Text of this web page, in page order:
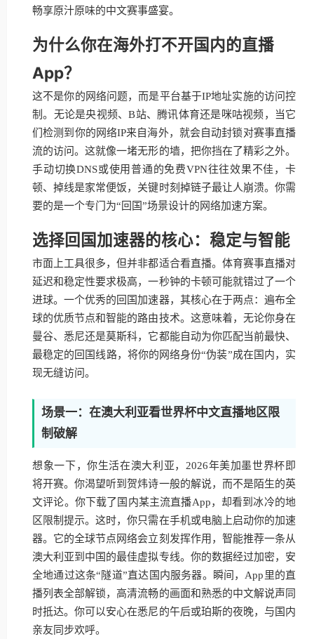
畅享原汁原味的中文赛事盛宴。
为什么你在海外打不开国内的直播
App？
这不是你的网络问题，而是平台基于IP地址实施的访问控
制。无论是央视频、B站、腾讯体育还是咪咕视频，当它
们检测到你的网络IP来自海外，就会自动封锁对赛事直播
流的访问。这就像一堵无形的墙，把你挡在了精彩之外。
手动切换DNS或使用普通的免费VPN往往效果不佳，卡
顿、掉线是家常便饭，关键时刻掉链子最让人崩溃。你需
要的是一个专门为“回国”场景设计的网络加速方案。
选择回国加速器的核心：稳定与智能
市面上工具很多，但并非都适合看直播。体育赛事直播对
延迟和稳定性要求极高，一秒钟的卡顿可能就错过了一个
进球。一个优秀的回国加速器，其核心在于两点：遍布全
球的优质节点和智能的路由技术。这意味着，无论你身在
曼谷、悉尼还是莫斯科，它都能自动为你匹配当前最快、
最稳定的回国线路，将你的网络身份“伪装”成在国内，实
现无缝访问。
场景一：在澳大利亚看世界杯中文直播地区限
制破解
想象一下，你生活在澳大利亚，2026年美加墨世界杯即
将开赛。你渴望听到贺炜诗一般的解说，而不是陌生的英
文评论。你下载了国内某主流直播App，却看到冰冷的地
区限制提示。这时，你只需在手机或电脑上启动你的加速
器。它的全球节点网络会立刻发挥作用，智能推荐一条从
澳大利亚到中国的最佳虚拟专线。你的数据经过加密，安
全地通过这条“隧道”直达国内服务器。瞬间，App里的直
播列表全部解锁，高清流畅的画面和熟悉的中文解说声同
时抵达。你可以安心在悉尼的午后或珀斯的夜晚，与国内
亲友同步欢呼。